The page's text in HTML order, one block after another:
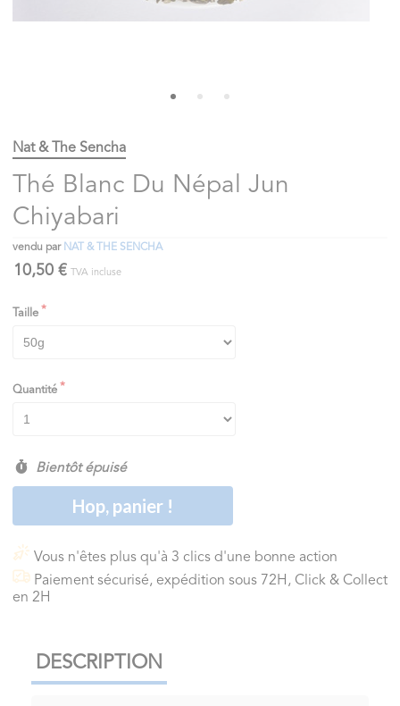
Nat & The Sencha
Thé Blanc Du Népal Jun
Chiyabari
vendu par NAT & THE SENCHA
10,50 € TVA incluse
Taille
Quantité
Bientôt épuisé
Hop, panier !
Vous n'êtes plus qu'à 3 clics d'une bonne action
Paiement sécurisé, expédition sous 72H, Click & Collect
en 2H
DESCRIPTION